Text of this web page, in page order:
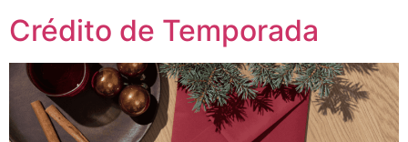
Crédito de Temporada